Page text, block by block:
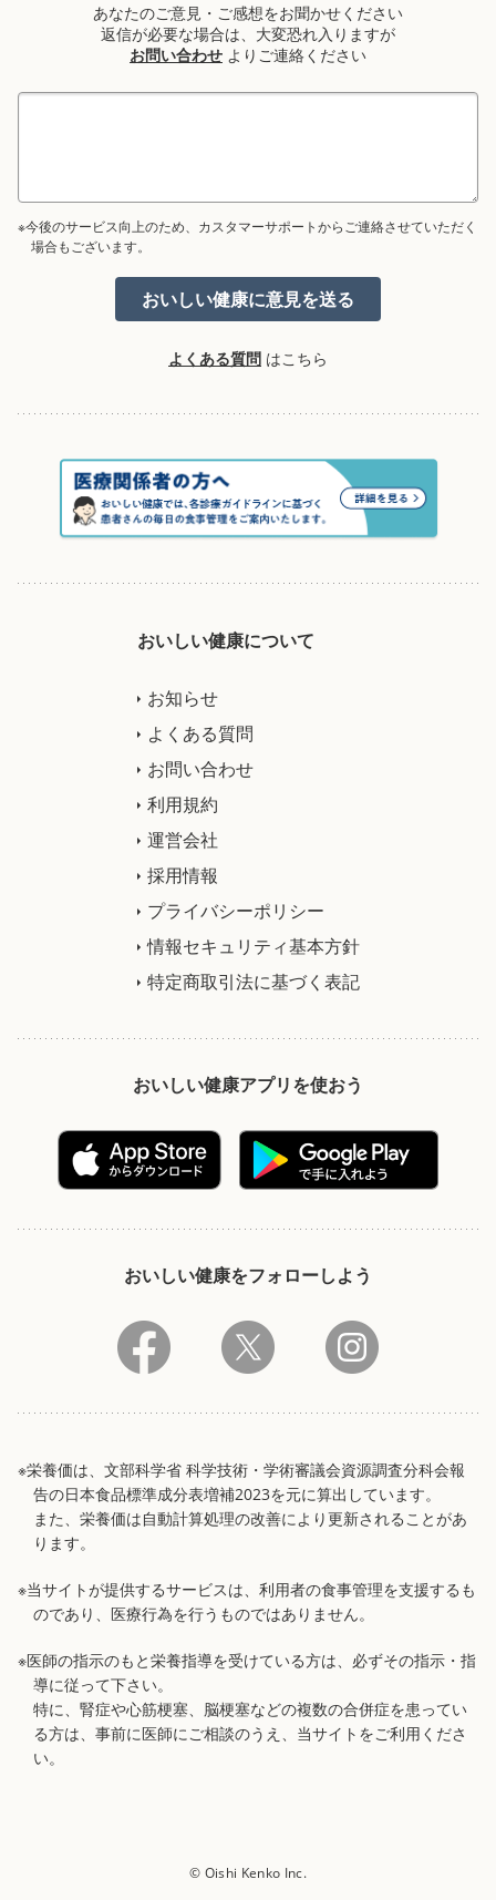
あなたのご意見・ご感想をお聞かせください
返信が必要な場合は、大変恐れ入りますが
お問い合わせ よりご連絡ください
※今後のサービス向上のため、カスタマーサポートからご連絡させていただく
場合もございます。
よくある質問 はこちら
おいしい健康について
お知らせ
よくある質問
お問い合わせ
利用規約
運営会社
採用情報
プライバシーポリシー
情報セキュリティ基本方針
特定商取引法に基づく表記
おいしい健康アプリを使おう
おいしい健康をフォローしよう
※栄養価は、文部科学省 科学技術・学術審議会資源調査分科会報
告の日本食品標準成分表増補2023を元に算出しています。
また、栄養価は自動計算処理の改善により更新されることがあ
ります。
※当サイトが提供するサービスは、利用者の食事管理を支援するも
のであり、医療行為を行うものではありません。
※医師の指示のもと栄養指導を受けている方は、必ずその指示・指
導に従って下さい。
特に、腎症や心筋梗塞、脳梗塞などの複数の合併症を患ってい
る方は、事前に医師にご相談のうえ、当サイトをご利用くださ
い。
© Oishi Kenko Inc.